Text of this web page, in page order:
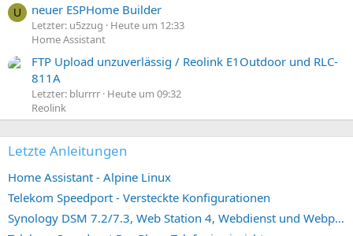
U neuer ESPHome Builder
Letzter: u5zzug
Heute um 12:33
Home Assistant
FTP Upload unzuverlässig / Reolink E1Outdoor und RLC-
811A
Letzter: blurrrr Heute um 09:32
Reolink
Letzte Anleitungen
Home Assistant - Alpine Linux
Telekom Speedport - Versteckte Konfigurationen
Synology DSM 7.2/7.3, Web Station 4, Webdienst und Webportal erstellen (ehemals vHost)